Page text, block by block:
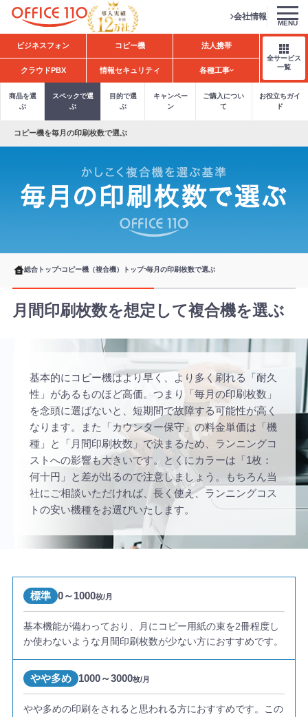
H
o
会社情報
MENU
ビジネスフォン コピー機 法人携帯
クラウドPBX 情報セキュリティ 各種工事
全サービス
一覧
商品を選
ぶ
スペックで選
ぶ
目的で選
ぶ
キャンペー
ン
ご購入につい
て
お役立ちガイ
ド
コピー機を毎月の印刷枚数で選ぶ
総合トップ コピー機（複合機）トップ 毎月の印刷枚数で選ぶ
月間印刷枚数を想定して複合機を選ぶ
基本的にコピー機はより早く、より多く刷れる「耐久
性」があるものほど高価。つまり「毎月の印刷枚数」
を念頭に選ばないと、短期間で故障する可能性が高く
なります。また「カウンター保守」の料金単価は「機
種」と「月間印刷枚数」で決まるため、ランニングコ
ストへの影響も大きいです。とくにカラーは「1枚：
何十円」と差が出るので注意しましょう。もちろん当
社にご相談いただければ、長く使え、ランニングコス
トの安い機種をお選びいたします。
標準 0～1000枚/月
基本機能が備わっており、月にコピー用紙の束を2冊程度し
か使わないような月間印刷枚数が少ない方におすすめです。
やや多め 1000～3000枚/月
やや多めの印刷をされると思われる方におすすめです。この